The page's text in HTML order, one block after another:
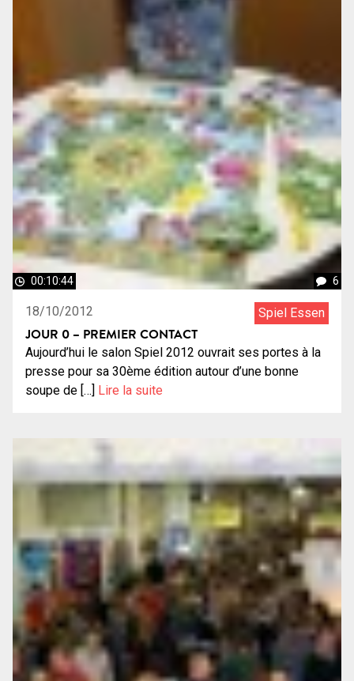
00:10:44 6
18/10/2012 Spiel Essen
JOUR 0 – PREMIER CONTACT
Aujourd’hui le salon Spiel 2012 ouvrait ses portes à la
presse pour sa 30ème édition autour d’une bonne
soupe de […] Lire la suite